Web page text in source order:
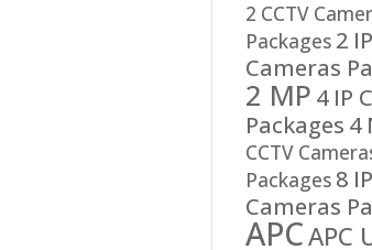
2 CCTV
Packages 2 IP
Cameras
2 MP 4 IP
Packages 4
CCTV
Packages 8 IP
Cameras
APCAPC